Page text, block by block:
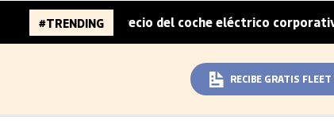
#TRENDING
del sobreprecio del coche eléctrico corporativo
RECIBE GRATIS FLEET